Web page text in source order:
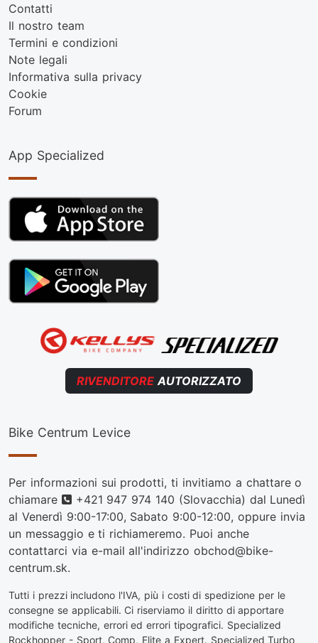
Contatti
Il nostro team
Termini e condizioni
Note legali
Informativa sulla privacy
Cookie
Forum
App Specialized
RIVENDITORE AUTORIZZATO
Bike Centrum Levice
Per informazioni sui prodotti, ti invitiamo a chattare o
chiamare
Telefono
+421 947 974 140 (Slovacchia) dal Lunedì
al Venerdì 9:00-17:00, Sabato 9:00-12:00, oppure invia
un messaggio e ti richiameremo. Puoi anche
contattarci via e-mail all'indirizzoobchod@bike-
centrum.sk.
Tutti i prezzi includono l'IVA, più i costi di spedizione per le
consegne se applicabili. Ci riserviamo il diritto di apportare
modifiche tecniche, errori ed errori tipografici. Specialized
Rockhopper - Sport, Comp, Elite a Expert. Specialized Turbo